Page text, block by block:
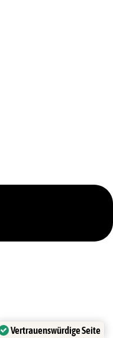
Vertrauenswürdige Seite